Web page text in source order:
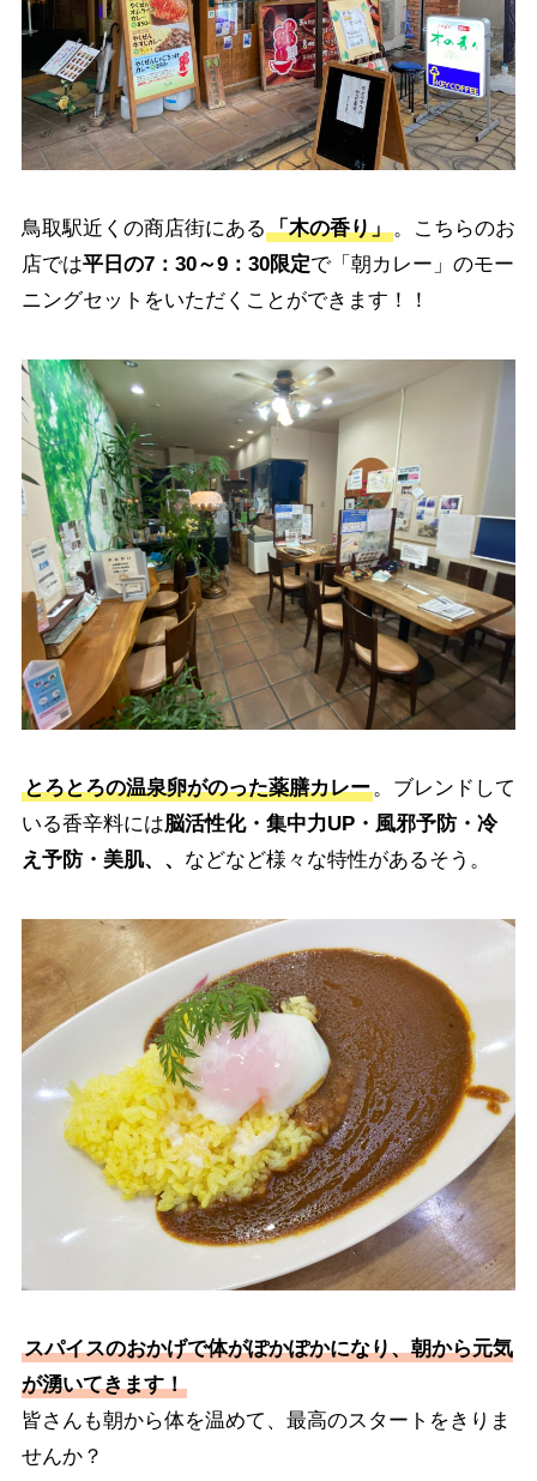
鳥取駅近くの商店街にある 「木の香り」。こちらのお
店では平日の7：30～9：30限定で「朝カレー」のモー
ニングセットをいただくことができます！！
とろとろの温泉卵がのった薬膳カレー。ブレンドして
いる香辛料には脳活性化・集中力UP・風邪予防・冷
え予防・美肌、、 などなど様々な特性があるそう。
スパイスのおかげで体がぽかぽかになり、朝から元気
が湧いてきます！
皆さんも朝から体を温めて、最高のスタートをきりま
せんか？